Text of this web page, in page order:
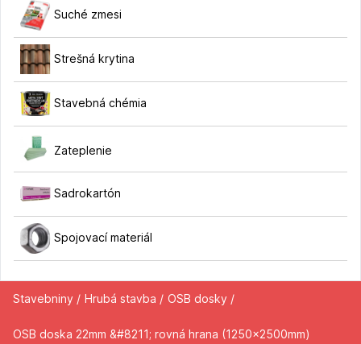
Suché zmesi
Strešná krytina
Stavebná chémia
Zateplenie
Sadrokartón
Spojovací materiál
Stavebniny / Hrubá stavba / OSB dosky /
OSB doska 22mm &#8211; rovná hrana (1250x2500mm)